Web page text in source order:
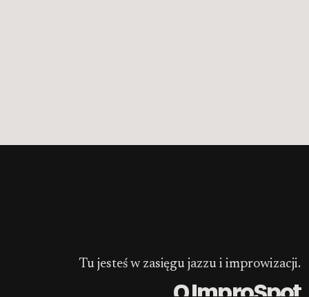
Tu jesteś w zasięgu jazzu i improwizacji.